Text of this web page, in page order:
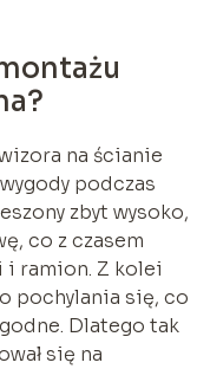
na ścianie
podczas
zbyt wysoko,
co z czasem
i ramion. Z kolei
pochylania się, co
Dlatego tak
się na